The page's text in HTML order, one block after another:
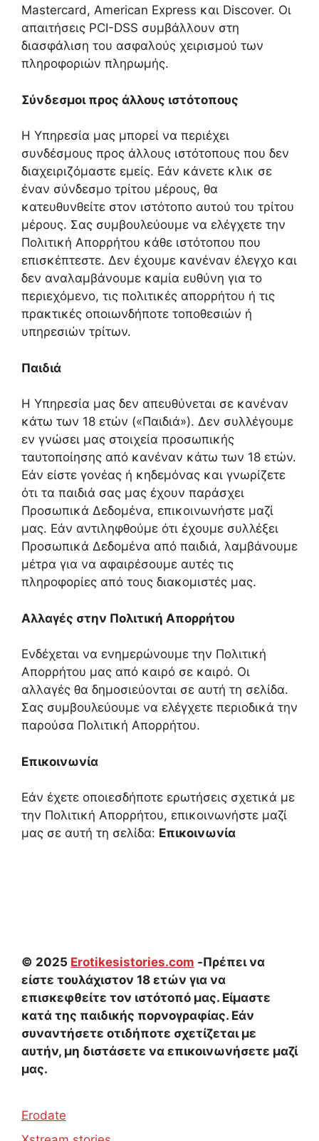
Mastercard, American Express και Discover. Οι
απαιτήσεις PCI-DSS συμβάλλουν στη
διασφάλιση του ασφαλούς χειρισμού των
πληροφοριών πληρωμής.
Σύνδεσμοι προς άλλους ιστότοπους
Η Υπηρεσία μας μπορεί να περιέχει
συνδέσμους προς άλλους ιστότοπους που δεν
διαχειριζόμαστε εμείς. Εάν κάνετε κλικ σε
έναν σύνδεσμο τρίτου μέρους, θα
κατευθυνθείτε στον ιστότοπο αυτού του τρίτου
μέρους. Σας συμβουλεύουμε να ελέγχετε την
Πολιτική Απορρήτου κάθε ιστότοπου που
επισκέπτεστε. Δεν έχουμε κανέναν έλεγχο και
δεν αναλαμβάνουμε καμία ευθύνη για το
περιεχόμενο, τις πολιτικές απορρήτου ή τις
πρακτικές οποιωνδήποτε τοποθεσιών ή
υπηρεσιών τρίτων.
Παιδιά
Η Υπηρεσία μας δεν απευθύνεται σε κανέναν
κάτω των 18 ετών («Παιδιά»). Δεν συλλέγουμε
εν γνώσει μας στοιχεία προσωπικής
ταυτοποίησης από κανέναν κάτω των 18 ετών.
Εάν είστε γονέας ή κηδεμόνας και γνωρίζετε
ότι τα παιδιά σας μας έχουν παράσχει
Προσωπικά Δεδομένα, επικοινωνήστε μαζί
μας. Εάν αντιληφθούμε ότι έχουμε συλλέξει
Προσωπικά Δεδομένα από παιδιά, λαμβάνουμε
μέτρα για να αφαιρέσουμε αυτές τις
πληροφορίες από τους διακομιστές μας.
Αλλαγές στην Πολιτική Απορρήτου
Ενδέχεται να ενημερώνουμε την Πολιτική
Απορρήτου μας από καιρό σε καιρό. Οι
αλλαγές θα δημοσιεύονται σε αυτή τη σελίδα.
Σας συμβουλεύουμε να ελέγχετε περιοδικά την
παρούσα Πολιτική Απορρήτου.
Επικοινωνία
Εάν έχετε οποιεσδήποτε ερωτήσεις σχετικά με
την Πολιτική Απορρήτου, επικοινωνήστε μαζί
μας σε αυτή τη σελίδα: Επικοινωνία
© 2025 Erotikesistories.com -Πρέπει να
είστε τουλάχιστον 18 ετών για να
επισκεφθείτε τον ιστότοπό μας. Είμαστε
κατά της παιδικής πορνογραφίας. Εάν
συναντήσετε οτιδήποτε σχετίζεται με
αυτήν, μη διστάσετε να επικοινωνήσετε μαζί
μας.
Erodate